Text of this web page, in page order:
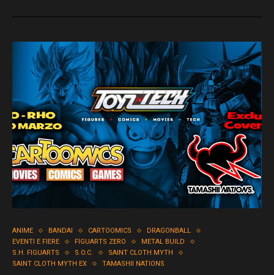
ANIME BANDAI CARTOOMICS
DRAGONBALL
EVENTI E FIERE
FIGUARTS ZERO
METAL BUILD
S.H. FIGUARTS
S.O.C.
SAINT CLOTH MYTH
SAINT CLOTH MYTH EX
TAMASHII NATIONS